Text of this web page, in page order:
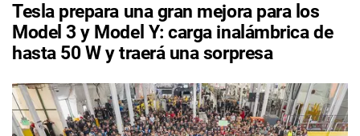
Tesla prepara una gran mejora para los
Model 3 y Model Y: carga inalámbrica de
hasta 50 W y traerá una sorpresa